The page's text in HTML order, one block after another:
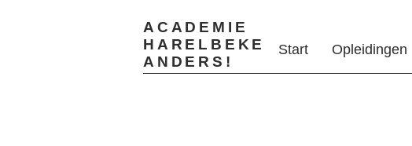
ACADEMIE
HARELBEKE
ANDERS!
Start Opleidingen